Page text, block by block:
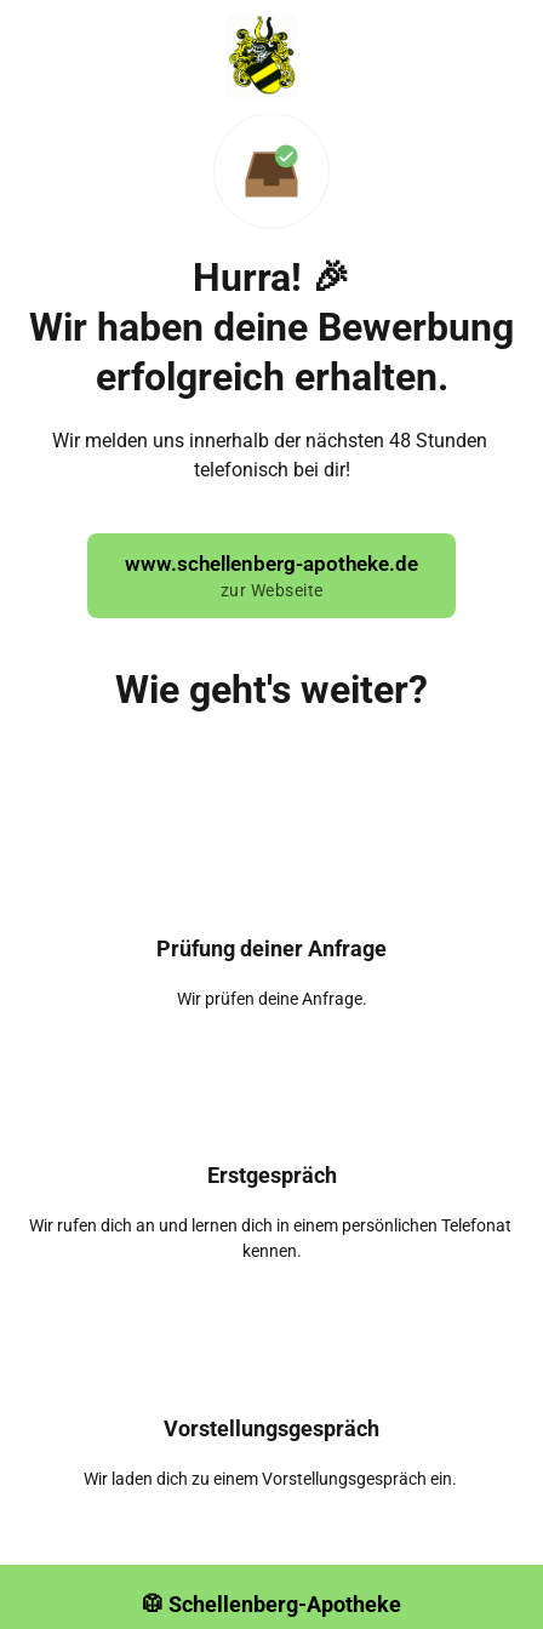
Hurra! 🎉
Wir haben deine Bewerbung
erfolgreich erhalten.
Wir melden uns innerhalb der nächsten 48 Stunden
telefonisch bei dir!
www.schellenberg-apotheke.de
zur Webseite
Wie geht's weiter?
Prüfung deiner Anfrage
Wir prüfen deine Anfrage.
Erstgespräch
Wir rufen dich an und lernen dich in einem persönlichen Telefonat
kennen.
Vorstellungsgespräch
Wir laden dich zu einem Vorstellungsgespräch ein.
🥼 Schellenberg-Apotheke